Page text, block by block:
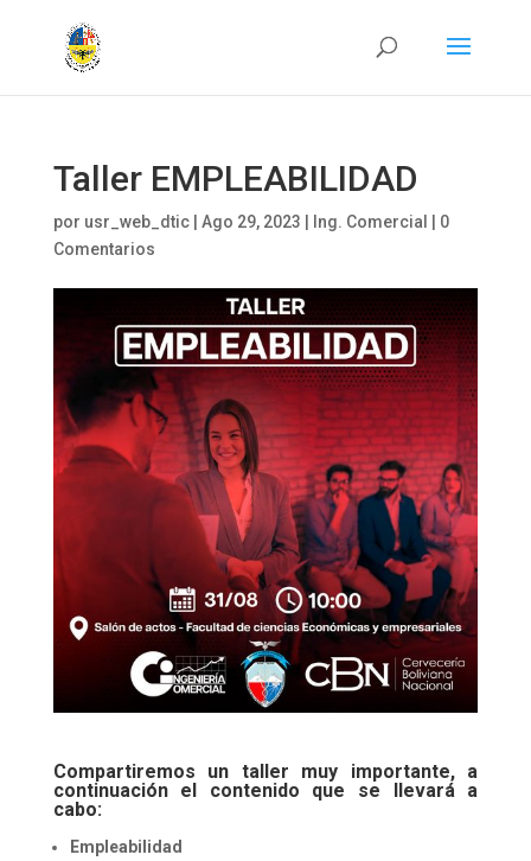
Taller EMPLEABILIDAD
por usr_web_dtic| Ago 29, 2023 Ing. Comercial
0
Comentarios
Compartiremos un taller muy importante, a
continuación el contenido que se llevará a
cabo:
Empleabilidad